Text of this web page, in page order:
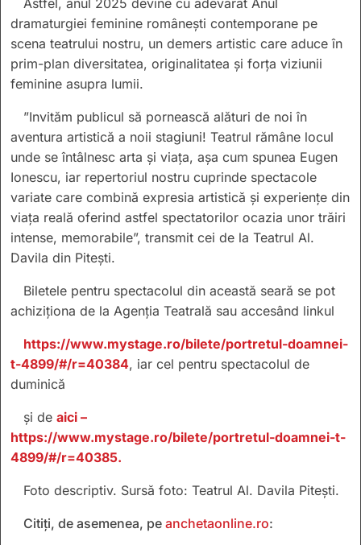
dramaturgiei feminine românești contemporane pe
scena teatrului nostru, un demers artistic care aduce în
prim-plan diversitatea, originalitatea și forța viziunii
feminine asupra lumii.
”Invităm publicul să pornească alături de noi în
aventura artistică a noii stagiuni! Teatrul rămâne locul
unde se întâlnesc arta și viața, așa cum spunea Eugen
Ionescu, iar repertoriul nostru cuprinde spectacole
variate care combină expresia artistică și experiențe din
viața reală oferind astfel spectatorilor ocazia unor trăiri
intense, memorabile”, transmit cei de la Teatrul Al.
Davila din Pitești.
Biletele pentru spectacolul din această seară se pot
achiziționa de la Agenția Teatrală sau accesând linkul
https://www.mystage.ro/bilete/portretul-doamnei-
t-4899/#/r=40384, iar cel pentru spectacolul de
duminică
și de aici –
https://www.mystage.ro/bilete/portretul-doamnei-t-
4899/#/r=40385.
Foto descriptiv. Sursă foto: Teatrul Al. Davila Pitești.
Citiți, de asemenea, pe anchetaonline.ro: